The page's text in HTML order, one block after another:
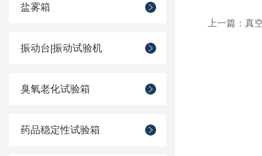
盐雾箱
振动台|振动试验机
臭氧老化试验箱
药品稳定性试验箱
上一篇： 真